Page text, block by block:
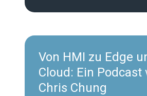
Von HMI zu Edge
Cloud: Ein Podcast
Chris Chung